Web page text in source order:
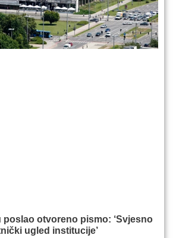
poslao otvoreno pismo: ‘Svjesno
ugled institucije’